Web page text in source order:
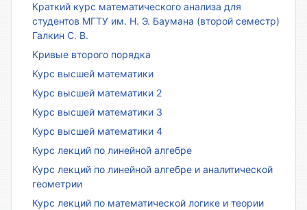
Краткий курс математического анализа для
студентов МГТУ им. Н. Э. Баумана (второй семестр)
Галкин С. В.
Кривые второго порядка
Курс высшей математики
Курс высшей математики 2
Курс высшей математики 3
Курс высшей математики 4
Курс лекций по линейной алгебре
Курс лекций по линейной алгебре и аналитической
геометрии
Курс лекций по математической логике и теории